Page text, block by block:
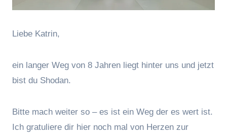
Liebe Katrin,
ein langer Weg von 8 Jahren liegt hinter uns und jetzt
bist du Shodan.
Bitte mach weiter so – es ist ein Weg der es wert ist.
Ich gratuliere dir hier noch mal von Herzen zur